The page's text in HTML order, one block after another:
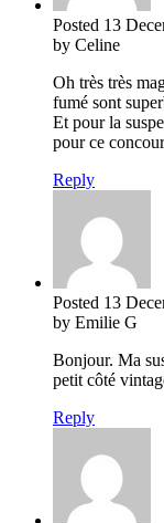
Posted 13
by Celine
Oh très très
fumé sont
Et pour la
pour ce
Reply
Posted 13
by Emilie G
Bonjour. Ma
petit côté
Reply